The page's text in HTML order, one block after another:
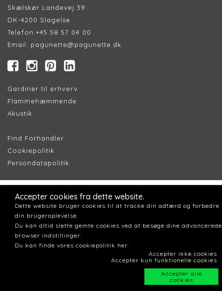
Skælskør Landevej 39
DK-4200 Slagelse
Telefon:+45 58 57 04 00
Email: pagunette@pagunette.dk
Gardiner til erhverv
Flammehæmmende
Akustik
Find Forhandler
Cookiepolitik
Persondatapolitik
Accepter cookies fra dette website.
Dette website bruger cookies til at tracke din adfærd og forbedre
din brugeroplevelse.
Du kan altid slette gemte cookies ved at besøge dine advancerede
browser indstillinger.
Du kan finde vores cookiepolitik her.
Accepter ikke cookies
Accepter kun funktionelle cookies
Accepter alle
cookies